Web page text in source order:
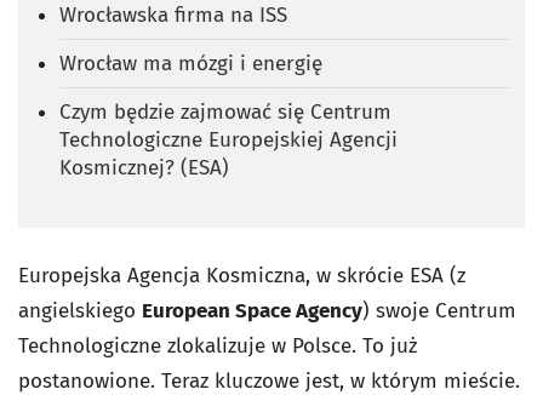
Wrocławska firma na ISS
Wrocław ma mózgi i energię
Czym będzie zajmować się Centrum
Technologiczne Europejskiej Agencji
Kosmicznej? (ESA)
Europejska Agencja Kosmiczna, w skrócie ESA (z
angielskiego European Space Agency) swoje Centrum
Technologiczne zlokalizuje w Polsce. To już
postanowione. Teraz kluczowe jest, w którym mieście.